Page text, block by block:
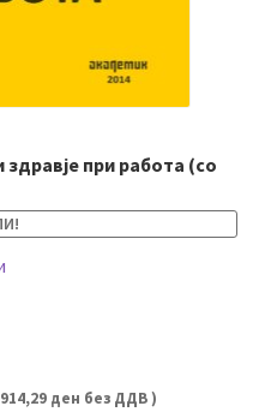
при работа (со
914,29 ден без ДДВ )